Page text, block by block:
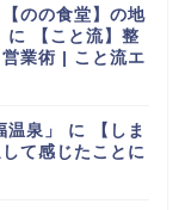
のの食堂】の地
に
【こと流】整
業術 | こと流エ
泉」 に
【しま
て感じたことに